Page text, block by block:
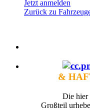
Jetzt anmelden
Zurück zu
&
Die hier
Großteil